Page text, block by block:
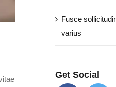
Fusce
varius
Get Social